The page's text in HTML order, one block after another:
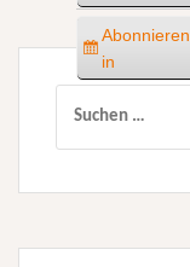
Abonnieren
in